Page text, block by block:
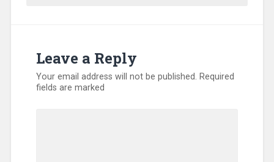
Leave a Reply
Your email address will not be published. Required
fields are marked